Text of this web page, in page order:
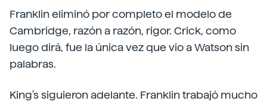
Franklin eliminó por completo el modelo de
Cambridge, razón a razón, rigor. Crick, como
luego dirá, fue la única vez que vio a Watson sin
palabras.
King's siguieron adelante. Franklin trabajó mucho